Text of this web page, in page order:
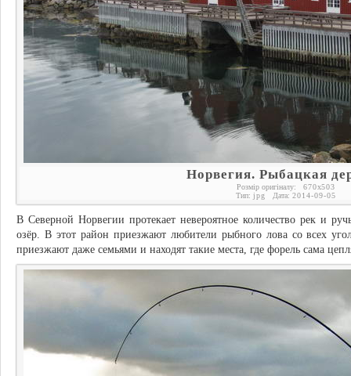
Норвегия. Рыбацкая
Розмір оригіналу: 670x503
Тип: jpg Дата: 2014-09-05
В Северной Норвегии протекает невероятное количество рек и
озёр. В этот район приезжают любители рыбного лова со всех
приезжают даже семьями и находят такие места, где форель сама